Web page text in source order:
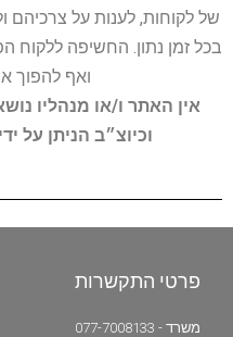
של לקוחות, לענות על
בכל זמן נתון. החשיפה ללקוח
ואף להפוך
אין האתר ו/או מנהליו
וכיוצ״ב הניתן על
פרטי התקשרות
משרד - 077-7008133